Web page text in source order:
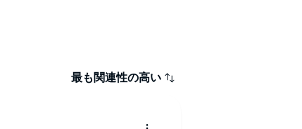
最も関連性の高い